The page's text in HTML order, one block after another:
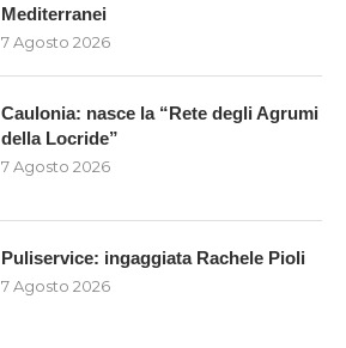
Mediterranei
7 Agosto 2026
Caulonia: nasce la “Rete degli Agrumi
della Locride”
7 Agosto 2026
Puliservice: ingaggiata Rachele Pioli
7 Agosto 2026